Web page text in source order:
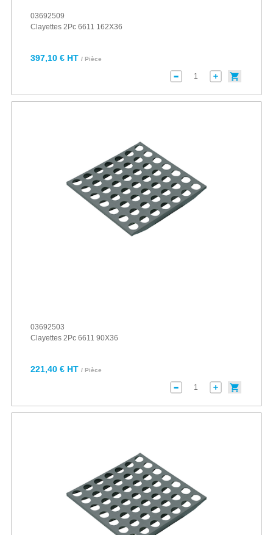
03692509
Clayettes 2Pc 6611 162X36
397,10 € HT / Pièce
03692503
Clayettes 2Pc 6611 90X36
221,40 € HT / Pièce